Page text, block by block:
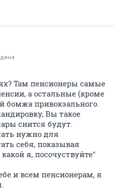
Там пенсионеры самые
а остальные (кроме
бомжа привокзального.
Вы такое
снится будут.
нужно для
себя, показывая
я, посочуствуйте"
и всем пенсионерам, я